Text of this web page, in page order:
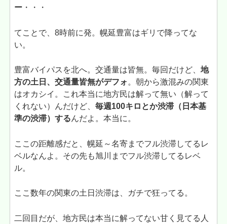
ー ・・・
てことで、8時前に発。幌延豊富はギリで降ってな
い。
豊富バイパスを北へ。交通量は皆無。毎回だけど、地
方の土日、交通量皆無がデフォ 。朝から激混みの関東
はオカシイ。これ本当に地方民は解って無い（解って
くれない）んだけど、毎週100キロとか渋滞（日本基
準の渋滞）するんだよ。本当に。
ここの距離感だと、幌延～名寄までフル渋滞してるレ
ベルなんよ。その先も旭川までフル渋滞してるレベ
ル。
ここ数年の関東の土日渋滞は、ガチで狂ってる。
二回目だが、地方民は本当に解ってない甘く見てる人